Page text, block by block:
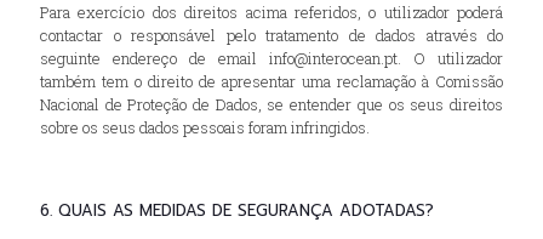
Para exercício dos direitos acima referidos, o utilizador poderá
contactar o responsável pelo tratamento de dados através do
seguinte endereço de email info@interocean.pt. O utilizador
também tem o direito de apresentar uma reclamação à Comissão
Nacional de Proteção de Dados, se entender que os seus direitos
sobre os seus dados pessoais foram infringidos.
6. QUAIS AS MEDIDAS DE SEGURANÇA ADOTADAS?